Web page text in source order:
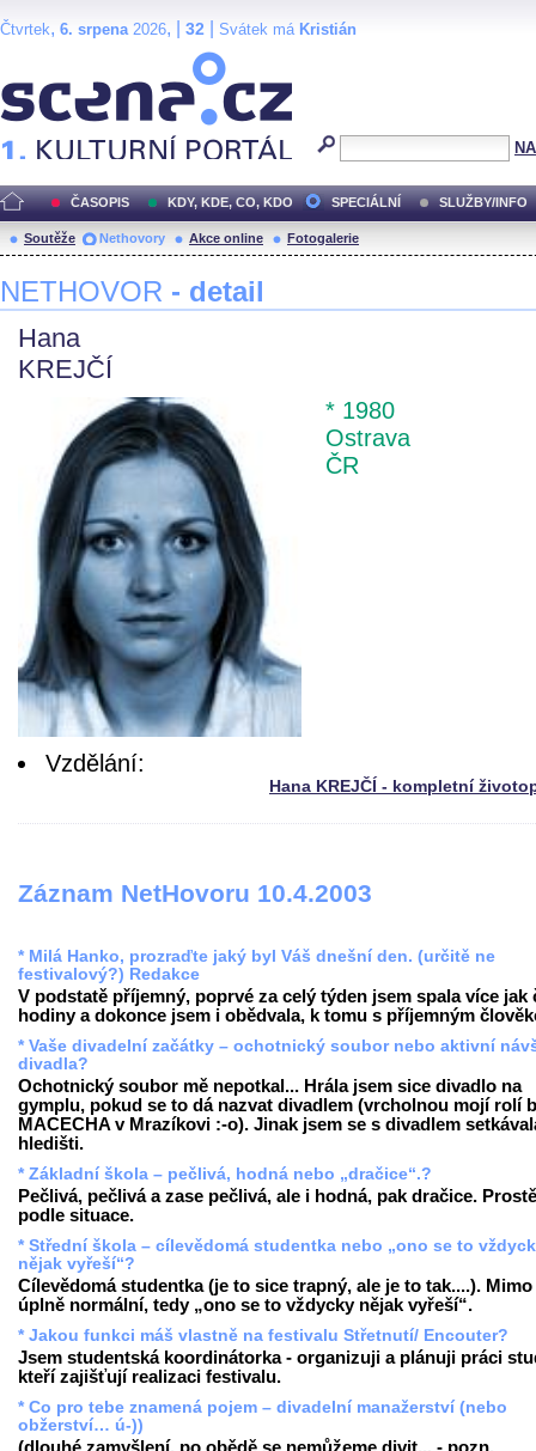
Čtvrtek, 6. srpena2026, | 32 Svátek má Kristián
ČASOPIS KDY, KDE, CO, KDO SPECIÁLNÍ SLUŽBY/INFO
Soutěže Nethovory Akce online Fotogalerie
NETHOVOR - detail
Hana
KREJČÍ
* 1980
Ostrava
ČR
Vzdělání:
Hana KREJČÍ - kompletní
Záznam NetHovoru 10.4.2003
* Milá Hanko, prozraďte jaký byl Váš dnešní den. (určitě ne
festivalový?) Redakce
V podstatě příjemný, poprvé za celý týden jsem spala více jak
hodiny a dokonce jsem i obědvala, k tomu s příjemným
* Vaše divadelní začátky – ochotnický soubor nebo aktivní
divadla?
Ochotnický soubor mě nepotkal... Hrála jsem sice divadlo na
gymplu, pokud se to dá nazvat divadlem (vrcholnou mojí rolí
MACECHA v Mrazíkovi :-o). Jinak jsem se s divadlem
hledišti.
* Základní škola – pečlivá, hodná nebo „dračice“.?
Pečlivá, pečlivá a zase pečlivá, ale i hodná, pak dračice. Prostě
podle situace.
* Střední škola – cílevědomá studentka nebo „ono se to
nějak vyřeší“?
Cílevědomá studentka (je to sice trapný, ale je to tak....).
úplně normální, tedy „ono se to vždycky nějak vyřeší“.
* Jakou funkci máš vlastně na festivalu Střetnutí/ Encouter?
Jsem studentská koordinátorka - organizuji a plánuji práci
kteří zajišťují realizaci festivalu.
* Co pro tebe znamená pojem – divadelní manažerství (nebo
obžerství… ú-))